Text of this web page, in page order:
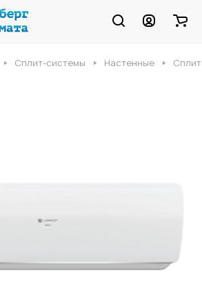
Сплит-системы Настенные